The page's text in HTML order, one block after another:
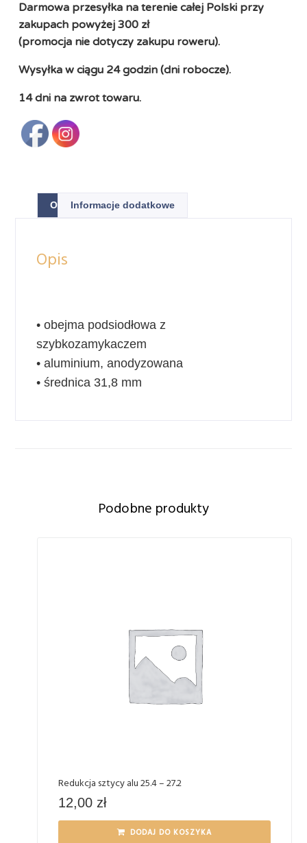
Darmowa przesyłka na terenie całej Polski przy
zakupach powyżej 300 zł
(promocja nie dotyczy zakupu roweru).
Wysyłka w ciągu 24 godzin (dni robocze).
14 dni na zwrot towaru.
OpisInformacje dodatkowe
Opis
• obejma podsiodłowa z
szybkozamykaczem
• aluminium, anodyzowana
• średnica 31,8 mm
Podobne produkty
Redukcja sztycy alu 25.4 – 27.2
12,00 zł
DODAJ DO KOSZYKA